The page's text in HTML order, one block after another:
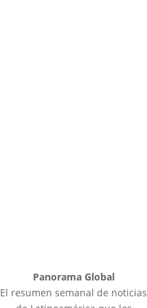
Panorama Global
El resumen semanal de noticias